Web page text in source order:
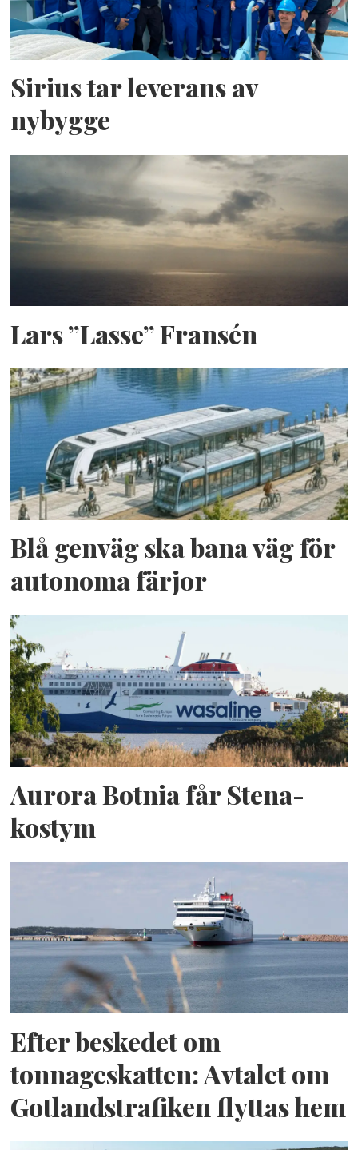
Sirius tar leverans av
nybygge
Lars ”Lasse” Fransén
Blå genväg ska bana väg för
autonoma färjor
Aurora Botnia får Stena-
kostym
Efter beskedet om
tonnageskatten: Avtalet om
Gotlandstrafiken flyttas hem